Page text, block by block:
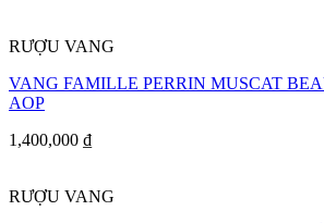
RƯỢU VANG
VANG FAMILLE PERRIN MUSCAT
AOP
1,400,000 ₫
RƯỢU VANG